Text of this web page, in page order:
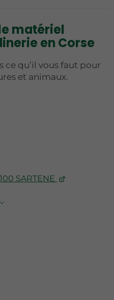
SARTENE
matériel
en Corse
ce qu’il vous faut pour
et animaux.